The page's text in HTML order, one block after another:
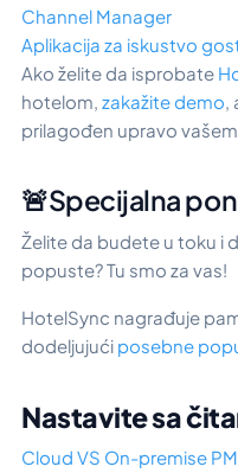
Channel Manager
Aplikacija za iskustvo
Ako želite da isprobate
hotelom, zakažite demo
prilagođen upravo
🚨Specijalna
Želite da budete u toku i
popuste? Tu smo za vas!
HotelSync nagrađuje
dodeljujući posebne
Nastavite sa
Cloud VS On-premise